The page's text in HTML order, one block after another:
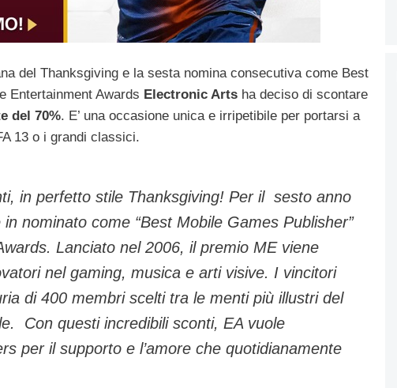
del Thanksgiving e la sesta nomina consecutiva come Best
Entertainment Awards Electronic Arts ha deciso di scontare
del 70%. E’ una occasione unica e irripetibile per portarsi a
13 o i grandi classici.
in perfetto stile Thanksgiving! Per il sesto anno
nominato come “Best Mobile Games Publisher”
Lanciato nel 2006, il premio ME viene
nel gaming, musica e arti visive. I vincitori
di 400 membri scelti tra le menti più illustri del
Con questi incredibili sconti, EA vuole
per il supporto e l’amore che quotidianamente